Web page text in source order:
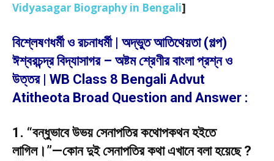
Vidyasagar Biography in Bengali]
বিশ্লেষণধর্মী ও রচনাধর্মী | অদ্ভুত আতিথেয়তা (গল্প)
ঈশ্বরচন্দ্র বিদ্যাসাগর – অষ্টম শ্রেণীর বাংলা প্রশ্ন ও
উত্তর | WB Class 8 Bengali Advut
Atitheota Broad Question and Answer :
1. “বন্ধুভাবে উভয় সেনাপতির কথােপকথন হইতে
লাগিল।”—কোন দুই সেনাপতির কথা এখানে বলা হয়েছে ?